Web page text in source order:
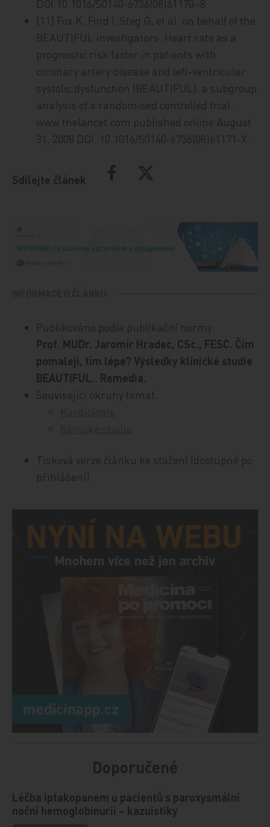
DOI:10.1016/S0140-6736(08)61170–8.
[11] Fox K, Ford I, Steg G, et al. on behalf of the
BEAUTIFUL investigators. Heart rate as a
prognostic risk factor in patients with
coronary artery disease and left-ventricular
systolic dysfunction (BEAUTIFUL): a subgroup
analysis of a randomised controlled trial.
www.thelancet.com published online August
31, 2008 DOI: 10.1016/S0140-6736(08)61171-X.
Sdílejte článek
Publikováno podle publikační normy:
Prof. MUDr. Jaromír Hradec, CSc., FESC. Čím
pomaleji, tím lépe? Výsledky klinické studie
BEAUTIFUL.. Remedia.
Související okruhy témat:
Tisková verze článku ke stažení (dostupné po
přihlášení)
Doporučené
Léčba iptakopanem u pacientů s paroxysmální
noční hemoglobinurií – kazuistiky